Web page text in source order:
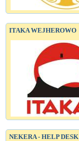
ITAKA WEJHEROWO
NEKERA - HELP